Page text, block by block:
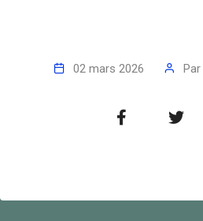
02 mars 2026 Par